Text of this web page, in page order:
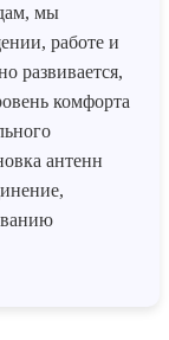
мы
работе и
развивается,
комфорта
антенн